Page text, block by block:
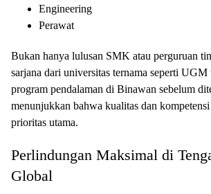
Engineering
Perawat
Bukan hanya lulusan SMK atau perguruan
sarjana dari universitas ternama seperti
program pendalaman di Binawan sebelum
menunjukkan bahwa kualitas dan
prioritas utama.
Perlindungan Maksimal di
Global